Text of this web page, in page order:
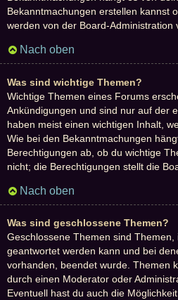
Bekanntmachungen erstellen kannst
werden von der Board-Administration
Nach oben
Was sind wichtige Themen?
Wichtige Themen eines Forums
Ankündigungen und sind nur auf der
haben meist einen wichtigen Inhalt,
Wie bei den Bekanntmachungen
Berechtigungen ab, ob du wichtige
nicht; die Berechtigungen stellt die
Nach oben
Was sind geschlossene Themen?
Geschlossene Themen sind
geantwortet werden kann und bei
vorhanden, beendet wurde. Themen
durch einen Moderator oder
Eventuell hast du auch die